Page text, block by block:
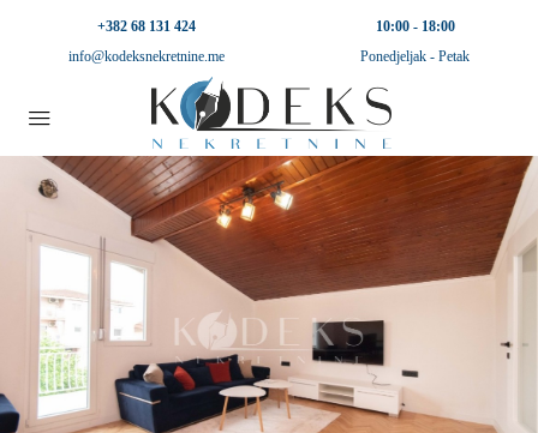
+382 68 131 424
info@kodeksnekretnine.me
10:00 - 18:00
Ponedjeljak - Petak